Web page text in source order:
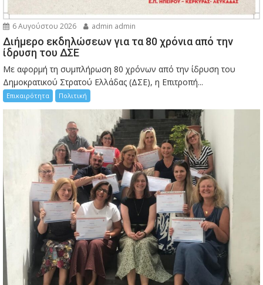
6 Αυγούστου 2026 admin admin
Διήμερο εκδηλώσεων για τα 80 χρόνια από την
ίδρυση του ΔΣΕ
Με αφορμή τη συμπλήρωση 80 χρόνων από την ίδρυση του
Δημοκρατικού Στρατού Ελλάδας (ΔΣΕ), η Επιτροπή...
Επικαιρότητα Πολιτική